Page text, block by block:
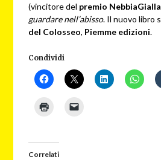
(vincitore del premio NebbiaGialla
guardare nell’abisso. Il nuovo libro
del Colosseo, Piemme edizioni.
Condividi
Correlati